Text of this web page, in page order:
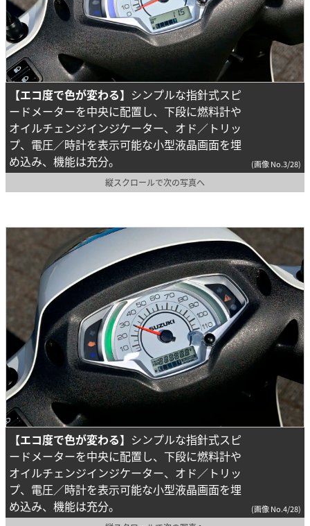
【エコ度で色が変わる】 シンプルな指針式スピ
ードメーターを中央に配置し、下段に燃料計や
オイルチェンジインジケーター、オド／トリッ
プ、電圧／時計を表示可能な小型液晶画面を埋
め込み、機能は充分。
(画像 No.3/28)
縦スクロールで次の写真へ
【エコ度で色が変わる】 シンプルな指針式スピ
ードメーターを中央に配置し、下段に燃料計や
オイルチェンジインジケーター、オド／トリッ
プ、電圧／時計を表示可能な小型液晶画面を埋
め込み、機能は充分。
(画像 No.4/28)